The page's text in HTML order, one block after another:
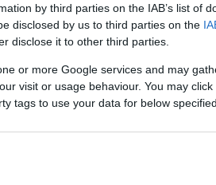
by third parties on the IAB’s list of
disclosed by us to third parties on the
disclose it to other third parties.
or more Google services and may
visit or usage behaviour. You may
tags to use your data for below
saját hangomat hallom.
s valahogyan az
papírzacskót kapunk, -
fiatal hölgy
az "otthagyás" lelki,
csomókat belőlem.